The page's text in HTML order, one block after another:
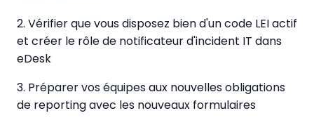
2. Vérifier que vous disposez bien d'un code LEI actif
et créer le rôle de notificateur d'incident IT dans
eDesk
3. Préparer vos équipes aux nouvelles obligations
de reporting avec les nouveaux formulaires